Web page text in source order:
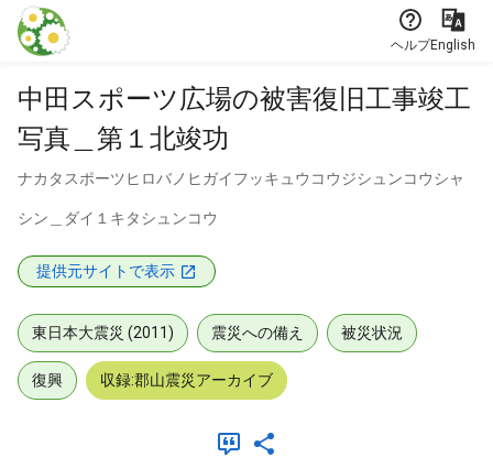
本文に飛ぶ
ヘルプEnglish
中田スポーツ広場の被害復旧工事竣工
写真＿第１北竣功
ナカタスポーツヒロバノヒガイフッキュウコウジシュンコウシャ
シン＿ダイ１キタシュンコウ
提供元サイトで表示
東日本大震災 (2011) 震災への備え 被災状況
復興 収録:郡山震災アーカイブ